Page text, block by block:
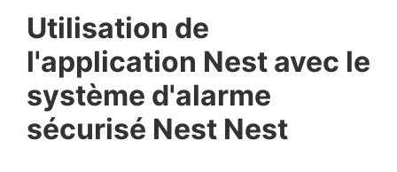
Utilisation de
l'application Nest avec le
système d'alarme
sécurisé Nest Nest